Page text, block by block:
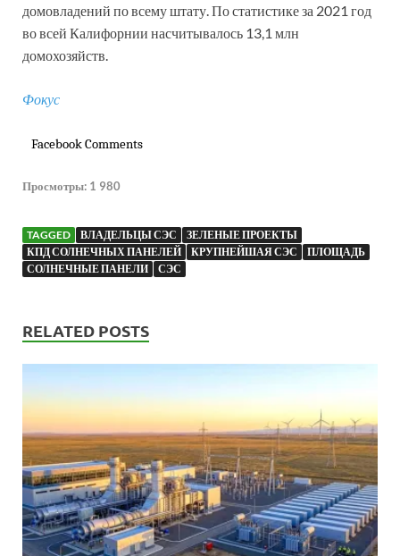
домовладений по всему штату. По статистике за 2021 год
во всей Калифорнии насчитывалось 13,1 млн
домохозяйств.
Фокус
Facebook Comments
Просмотры: 1 980
TAGGED ВЛАДЕЛЬЦЫ СЭС
ЗЕЛЕНЫЕ ПРОЕКТЫ
КПД СОЛНЕЧНЫХ ПАНЕЛЕЙ
КРУПНЕЙШАЯ СЭС
ПЛОЩАДЬ
СОЛНЕЧНЫЕ ПАНЕЛИ
СЭС
RELATED POSTS